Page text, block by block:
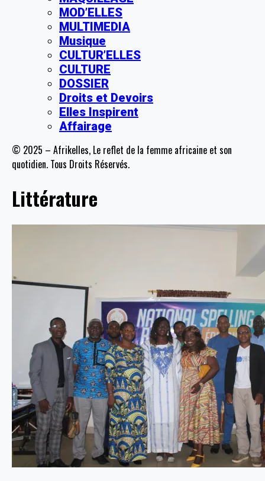
MOD’ELLES
MULTIMEDIA
Musique
CULTUR’ELLES
CULTURE
DOSSIER
Droits et Devoirs
Elles Inspirent
Affairage
© 2025 – Afrikelles, Le reflet de la femme africaine et son
quotidien. Tous Droits Réservés.
Littérature